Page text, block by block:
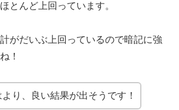
とんど上回っています。
がだいぶ上回っているので暗記に強
！
り、良い結果が出そうです！